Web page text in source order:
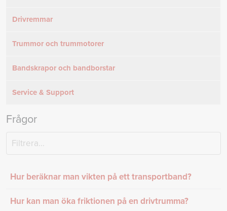
Drivremmar
Trummor och trummotorer
Bandskrapor och bandborstar
Service & Support
Frågor
Hur beräknar man vikten på ett transportband?
Hur kan man öka friktionen på en drivtrumma?